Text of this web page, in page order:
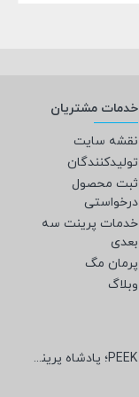
خدمات مشتریان
نقشه سایت
تولیدکنندگان
ثبت محصول
درخواستی
خدمات پرینت سه
بعدی
پرمان مگ
وبلاگ
راهنمای تخصصی خرید فیلامنت PEEK؛ پادشاه پرینت سه‌بعدی صنعتی و پزشکی + مشخصات فنی